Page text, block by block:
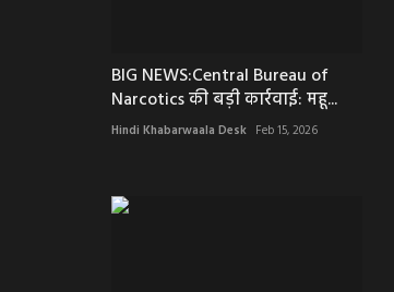
BIG NEWS:Central Bureau of
Narcotics की बड़ी कार्रवाई: महू...
Hindi Khabarwaala Desk Feb 15, 2026